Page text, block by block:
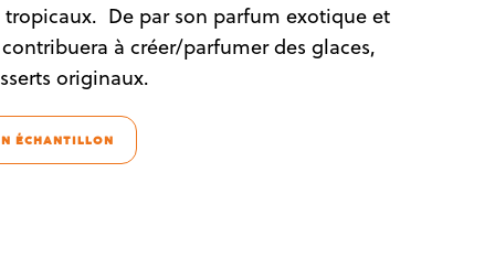
tropicaux. De par son parfum exotique et
à créer/parfumer des glaces,
originaux.
ÉCHANTILLON